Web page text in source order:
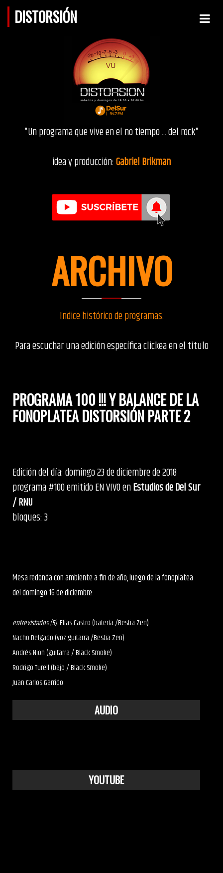
DISTORSIÓN
"Un programa que vive en el no tiempo ... del rock"
idea y producción:Gabriel Brikman
ARCHIVO
Indice histórico de programas.
Para escuchar una edición específica clickea en el título
PROGRAMA 100 !!! Y BALANCE DE LA
FONOPLATEA DISTORSIÓN PARTE 2
Edición del día: domingo 23 de diciembre de 2018
programa #100 emitido EN VIVO enEstudios de Del Sur
/ RNU
bloques: 3
Mesa redonda con ambiente a fin de año, luego de la fonoplatea
del domingo 16 de diciembre.
entrevistados (5): Elías Castro (batería /Bestia Zen)
Nacho Delgado (voz guitarra /Bestia Zen)
Andrés Nion (guitarra / Black Smoke)
Rodrigo Turell (bajo / Black Smoke)
Juan Carlos Garrido
AUDIO
YOUTUBE